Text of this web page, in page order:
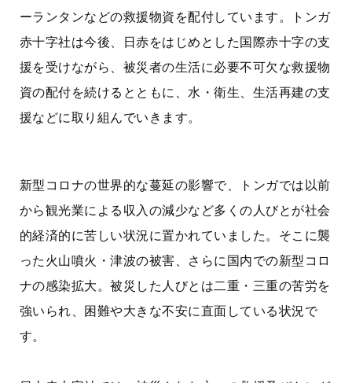
ーランタンなどの救援物資を配付しています。トンガ
赤十字社は今後、日赤をはじめとした国際赤十字の支
援を受けながら、被災者の生活に必要不可欠な救援物
資の配付を続けるとともに、水・衛生、生活再建の支
援などに取り組んでいきます。
新型コロナの世界的な蔓延の影響で、トンガでは以前
から観光業による収入の減少など多くの人びとが社会
的経済的に苦しい状況に置かれていました。そこに襲
った火山噴火・津波の被害、さらに国内での新型コロ
ナの感染拡大。被災した人びとは二重・三重の苦労を
強いられ、困難や大きな不安に直面している状況で
す。